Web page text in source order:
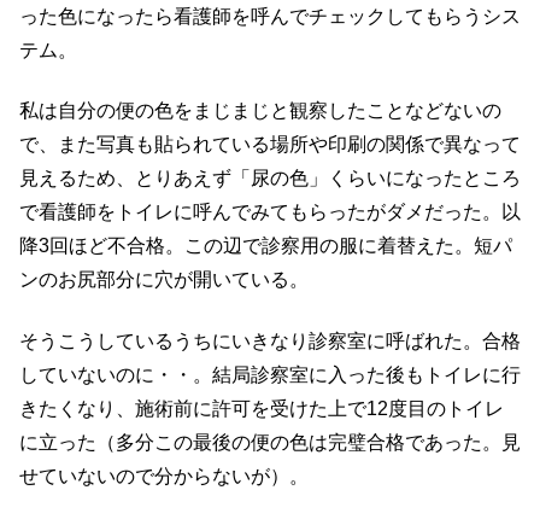
った色になったら看護師を呼んでチェックしてもらうシス
テム。
私は自分の便の色をまじまじと観察したことなどないの
で、また写真も貼られている場所や印刷の関係で異なって
見えるため、とりあえず「尿の色」くらいになったところ
で看護師をトイレに呼んでみてもらったがダメだった。以
降3回ほど不合格。この辺で診察用の服に着替えた。短パ
ンのお尻部分に穴が開いている。
そうこうしているうちにいきなり診察室に呼ばれた。合格
していないのに・・。結局診察室に入った後もトイレに行
きたくなり、施術前に許可を受けた上で12度目のトイレ
に立った（多分この最後の便の色は完璧合格であった。見
せていないので分からないが）。